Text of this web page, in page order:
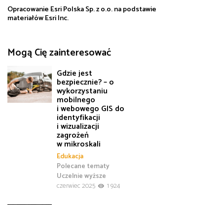
Opracowanie Esri Polska Sp. z o.o. na podstawie
materiałów Esri Inc.
Mogą Cię zainteresować
Gdzie jest
bezpiecznie? – o
wykorzystaniu
mobilnego
i webowego GIS do
identyfikacji
i wizualizacji
zagrożeń
w mikroskali
Edukacja
Polecane tematy
Uczelnie wyższe
czerwiec 2025
1 924